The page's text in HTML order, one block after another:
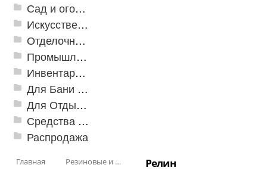
Сад и огород
Искусственная трава
Отделочные профили
Промышленный текстиль
Инвентарь для клининга
Для Бани и Сауны
Для Отдыха и Пикника
Средства от насекомых и садовых вредителей
Распродажа
Главная Резиновые и ПВХ дорожки Релин